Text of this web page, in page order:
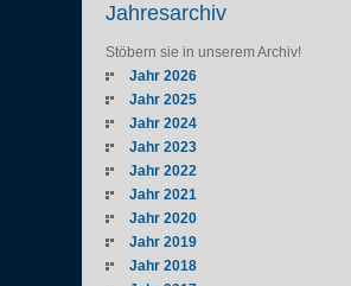
Jahresarchiv
Stöbern sie in unserem Archiv!
Jahr 2026
Jahr 2025
Jahr 2024
Jahr 2023
Jahr 2022
Jahr 2021
Jahr 2020
Jahr 2019
Jahr 2018